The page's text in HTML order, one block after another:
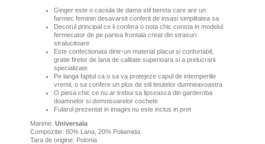
Ginger este o caciula de dama stil bereta care are un
farmec feminin desavarsit conferit de insasi simplitatea sa
Decorul principal ce ii confera o nota chic consta in modelul
fermecator de pe partea frontala creat din strasuri
stralucitoare
Este confectionata dintr-un material placut si confortabil,
gratie firelor de lana de calitate superioara si a prelucrarii
specializate
Pe langa faptul ca o sa va protejeze capul de intemperiile
vremii, o sa confere un plus de stil tinutelor dumneavoastra
O piesa chic ce nu ar trebui sa lipseasca din garderoba
doamnelor si domnisoarelor cochete
Fularul prezentat in imagini nu este inclus in pret
Marime: Universala
Compozitie: 80% Lana, 20% Poliamida
Tara de origine: Polonia